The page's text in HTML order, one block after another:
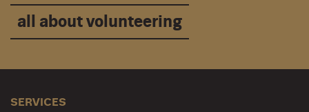
all about volunteering
SERVICES